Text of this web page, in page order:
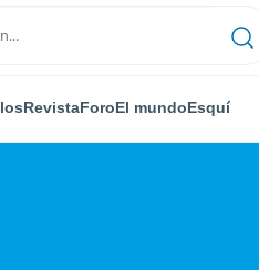
RevistaForoEl mundoEsquí